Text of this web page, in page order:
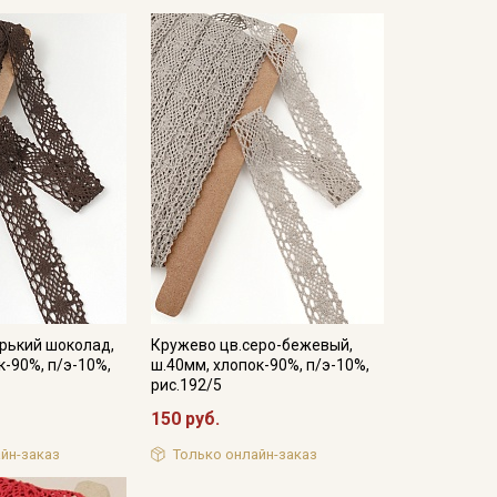
шоколад,
90%, п/э-10%,
заказ
Кружево цв.серо-бежевый,
ш.40мм, хлопок-90%, п/э-10%,
рис.192/5
150 руб.
Только онлайн-заказ